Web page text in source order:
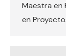
Maestra en
en